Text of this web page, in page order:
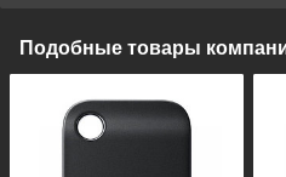
Подобные товары